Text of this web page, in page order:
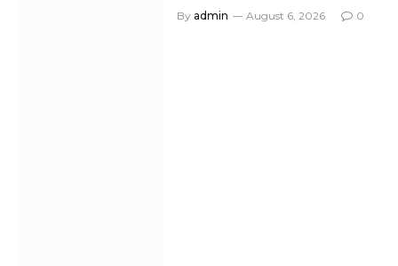
By admin August 6, 2026 0